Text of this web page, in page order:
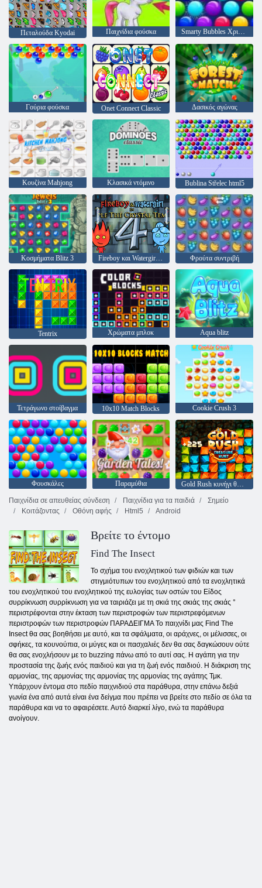
Πεταλούδα Kyodai Παιχνίδια φούσκα Smarty Bubbles Χριστούγεννα Edition
Γούρια φούσκα Onet Connect Classic Δασικός αγώνας
Κουζίνα Mahjong Κλασικά ντόμινο Bublina Střelec html5
Κοσμήματα Blitz 3 Fireboy και Watergirl 4: Crystal Temple Φρούτα συντριβή
Tentrix Χρώματα μπλοκ Aqua blitz
Τετράγωνο στοίβαγμα 10x10 Match Blocks Cookie Crush 3
Φουσκάλες Παραμύθια
Gold Rush κυνήγι θησαυρού
Παιχνίδια σε απευθείας σύνδεση
Παιχνίδια για τα παιδιά
Σημείο
Κοιτάζοντας
Οθόνη αφής Html5 Android
Βρείτε το έντομο
Find The Insect
Το σχήμα του ενοχλητικού των φιδιών και των
στιγμιότυπων του ενοχλητικού από τα ενοχλητικά
του ενοχλητικού του ενοχλητικού της ευλογίας των οστών του Είδος
συρρίκνωση συρρίκνωση για να ταιριάζει με τη σκιά της σκιάς της σκιάς °
περιστρέφονται στην έκταση των περιστροφών των περιστρεφόμενων
περιστροφών των περιστροφών ΠΑΡΑΔΕΙΓΜΑ Το παιχνίδι μας Find The
Insect θα σας βοηθήσει με αυτό, και τα σφάλματα, οι αράχνες, οι μέλισσες, οι
σφήκες, τα κουνούπια, οι μύγες και οι πασχαλιές δεν θα σας δαγκώσουν ούτε
θα σας ενοχλήσουν με το buzzing πάνω από το αυτί σας. Η αγάπη για την
προστασία της ζωής ενός παιδιού και για τη ζωή ενός παιδιού. Η διάκριση της
αρμονίας, της αρμονίας της αρμονίας της αρμονίας της αγάπης Τμκ.
Υπάρχουν έντομα στο πεδίο παιχνιδιού στα παράθυρα, στην επάνω δεξιά
γωνία ένα από αυτά είναι ένα δείγμα που πρέπει να βρείτε στο πεδίο σε όλα τα
παράθυρα και να το αφαιρέσετε. Αυτό διαρκεί λίγο, ενώ τα παράθυρα
ανοίγουν.